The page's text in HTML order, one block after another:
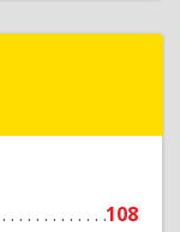
108
Подробнее